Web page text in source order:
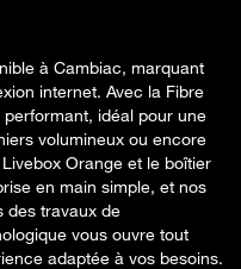
à Cambiac, marquant
internet. Avec la Fibre
idéal pour une
volumineux ou encore
Orange et le boîtier
en main simple, et nos
des travaux de
vous ouvre tout
adaptée à vos besoins.